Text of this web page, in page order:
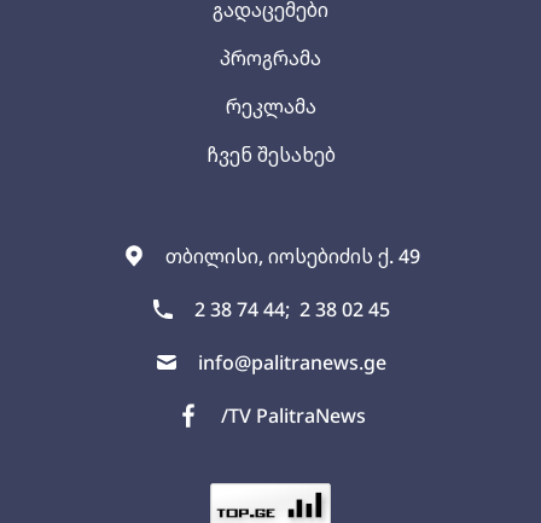
თბილისი, იოსებიძის ქ. 49
2 38 74 44; 2 38 02 45
info@palitranews.ge
/TV PalitraNews
გადაცემები
პროგრამა
რეკლამა
ჩვენ შესახებ